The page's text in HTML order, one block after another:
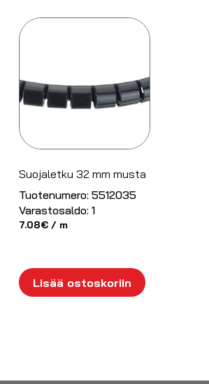
Suojaletku 32 mm musta
Tuotenumero: 5512035
Varastosaldo: 1
7.08€/ m
Lisää ostoskoriin